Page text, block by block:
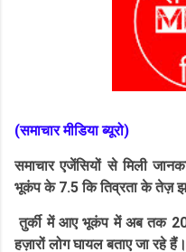
(समाचार मीडिया ब्यूरो)
समाचार एजेंसियों से मिली
भूकंप के 7.5 कि तिव्रता के तेज़
तुर्की में आए भूकंप में अब तक
हज़ारों लोग घायल बताए जा रहे